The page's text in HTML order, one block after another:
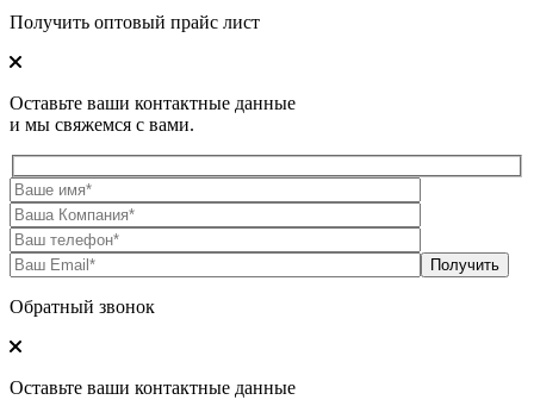
Получить оптовый прайс лист
Оставьте ваши контактные данные
и мы свяжемся с вами.
Обратный звонок
Оставьте ваши контактные данные